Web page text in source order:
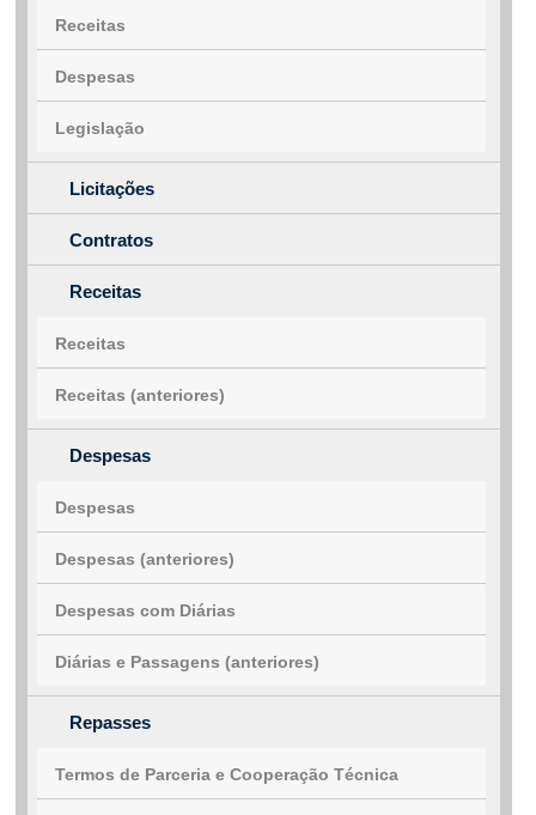
Receitas
Despesas
Legislação
Licitações
Contratos
Receitas
Receitas
Receitas (anteriores)
Despesas
Despesas
Despesas (anteriores)
Despesas com Diárias
Diárias e Passagens (anteriores)
Repasses
Termos de Parceria e Cooperação Técnica